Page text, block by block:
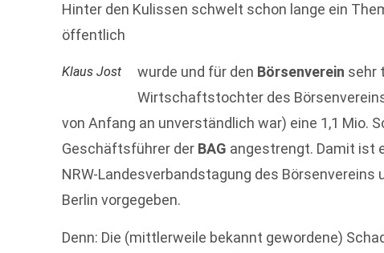
Hinter den Kulissen schwelt schon lange ein
öffentlich
Klaus Jost wurde und für den Börsenverein sehr
Wirtschaftstochter des
von Anfang an unverständlich war) eine 1,1 Mio.
Geschäftsführer der BAG angestrengt. Damit ist
NRW-Landesverbandstagung des Börsenvereins
Berlin vorgegeben.
Denn: Die (mittlerweile bekannt gewordene)